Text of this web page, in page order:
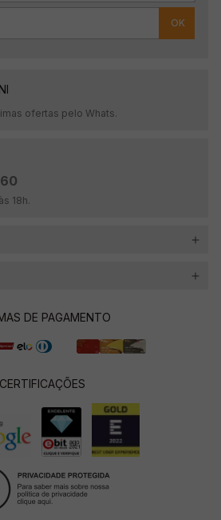
OK
ofertas pelo Whats.
18h.
DE PAGAMENTO
CERTIFICAÇÕES